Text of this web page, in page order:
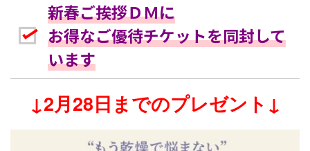
新春ご挨拶ＤＭに
お得なご優待チケットを同封して
います
↓2月28日までのプレゼント↓